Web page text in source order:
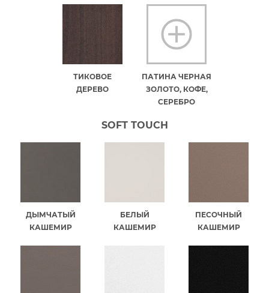
ТИКОВОЕ
ДЕРЕВО
ПАТИНА ЧЕРНАЯ
ЗОЛОТО, КОФЕ,
СЕРЕБРО
SOFT TOUCH
ДЫМЧАТЫЙ
КАШЕМИР
БЕЛЫЙ
КАШЕМИР
ПЕСОЧНЫЙ
КАШЕМИР